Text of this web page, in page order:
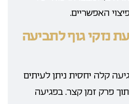
האפשריים.
נזקי גוף לתביעה
קלה יחסית ניתן לעיתים
פרק זמן קצר. בפגיעה